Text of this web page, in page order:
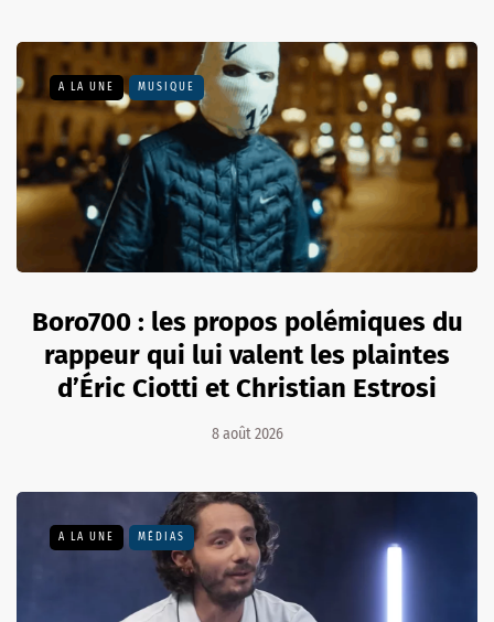
A LA UNE MUSIQUE
Boro700 : les propos polémiques du
rappeur qui lui valent les plaintes
d’Éric Ciotti et Christian Estrosi
8 août 2026
A LA UNE MÉDIAS